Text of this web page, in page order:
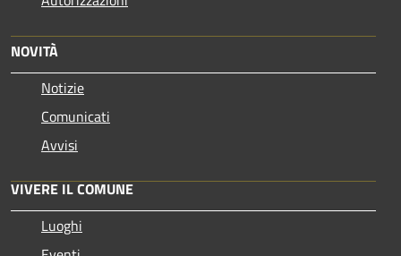
NOVITÀ
Notizie
Comunicati
Avvisi
VIVERE IL COMUNE
Luoghi